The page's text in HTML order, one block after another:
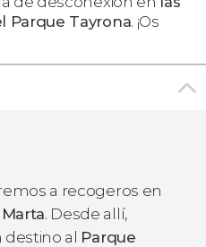
Parque Tayrona. ¡Os
a recogeros en
. Desde allí,
destino al Parque